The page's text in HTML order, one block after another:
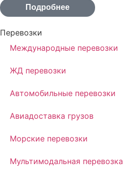
Подробнее
Перевозки
Международные перевозки
ЖД перевозки
Автомобильные перевозки
Авиадоставка грузов
Морские перевозки
Мультимодальная перевозка